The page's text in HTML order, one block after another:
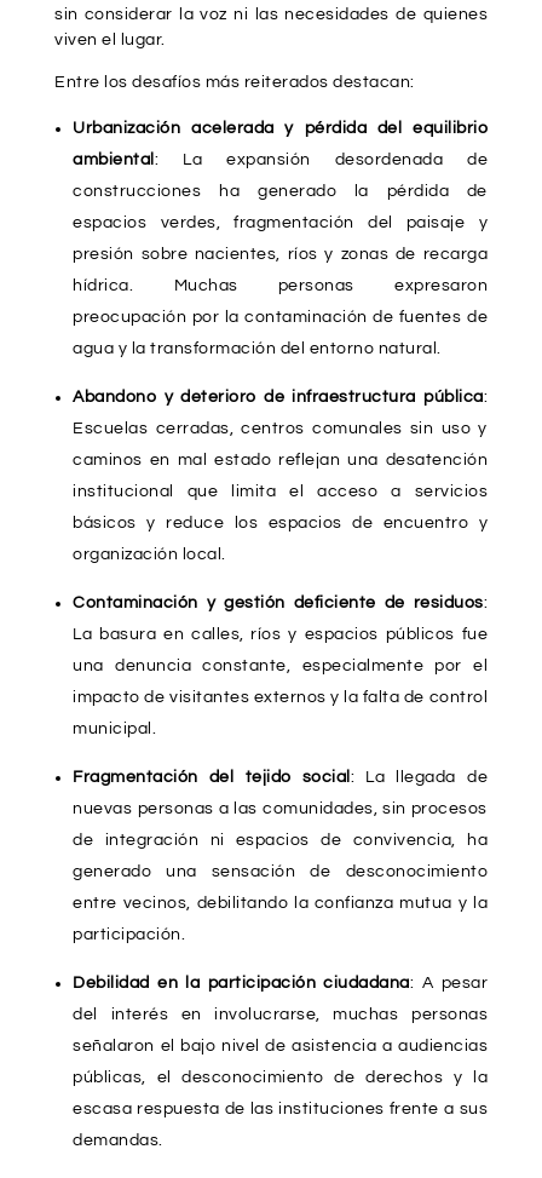
sin considerar la voz ni las necesidades de quienes
viven el lugar.
Entre los desafíos más reiterados destacan:
Urbanización acelerada y pérdida del equilibrio
ambiental : La expansión desordenada de
construcciones ha generado la pérdida de
espacios verdes, fragmentación del paisaje y
presión sobre nacientes, ríos y zonas de recarga
hídrica. Muchas personas expresaron
preocupación por la contaminación de fuentes de
agua y la transformación del entorno natural.
Abandono y deterioro de infraestructura pública:
Escuelas cerradas, centros comunales sin uso y
caminos en mal estado reflejan una desatención
institucional que limita el acceso a servicios
básicos y reduce los espacios de encuentro y
organización local.
Contaminación y gestión deficiente de residuos:
La basura en calles, ríos y espacios públicos fue
una denuncia constante, especialmente por el
impacto de visitantes externos y la falta de control
municipal.
Fragmentación del tejido social : La llegada de
nuevas personas a las comunidades, sin procesos
de integración ni espacios de convivencia, ha
generado una sensación de desconocimiento
entre vecinos, debilitando la confianza mutua y la
participación.
Debilidad en la participación ciudadana: A pesar
del interés en involucrarse, muchas personas
señalaron el bajo nivel de asistencia a audiencias
públicas, el desconocimiento de derechos y la
escasa respuesta de las instituciones frente a sus
demandas.